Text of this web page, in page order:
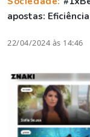
apostas:
22/04/2024 às 14:46